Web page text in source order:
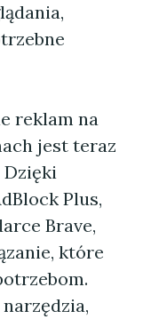
reklam na
jest teraz
Plus,
Brave,
które